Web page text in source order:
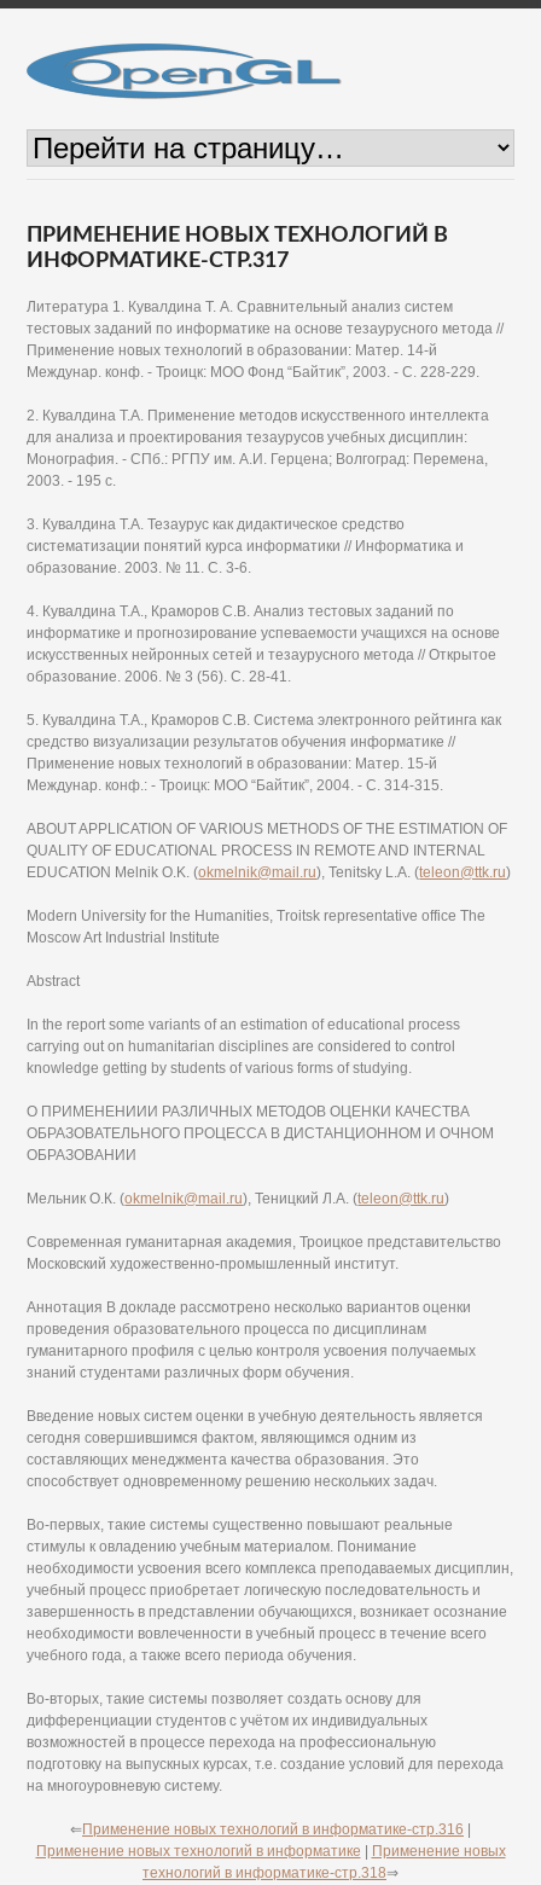
ПРИМЕНЕНИЕ НОВЫХ ТЕХНОЛОГИЙ В
ИНФОРМАТИКЕ-СТР.317
Литература 1. Кувалдина Т. А. Сравнительный анализ систем
тестовых заданий по информатике на основе тезаурусного метода //
Применение новых технологий в образовании: Матер. 14-й
Междунар. конф. - Троицк: МОО Фонд “Байтик”, 2003. - С. 228-229.
2. Кувалдина Т.А. Применение методов искусственного интеллекта
для анализа и проектирования тезаурусов учебных дисциплин:
Монография. - СПб.: РГПУ им. А.И. Герцена; Волгоград: Перемена,
2003. - 195 с.
3. Кувалдина Т.А. Тезаурус как дидактическое средство
систематизации понятий курса информатики // Информатика и
образование. 2003. № 11. С. 3-6.
4. Кувалдина Т.А., Краморов С.В. Анализ тестовых заданий по
информатике и прогнозирование успеваемости учащихся на основе
искусственных нейронных сетей и тезаурусного метода // Открытое
образование. 2006. № 3 (56). С. 28-41.
5. Кувалдина Т.А., Краморов С.В. Система электронного рейтинга как
средство визуализации результатов обучения информатике //
Применение новых технологий в образовании: Матер. 15-й
Междунар. конф.: - Троицк: МОО “Байтик”, 2004. - С. 314-315.
ABOUT APPLICATION OF VARIOUS METHODS OF THE ESTIMATION OF
QUALITY OF EDUCATIONAL PROCESS IN REMOTE AND INTERNAL
EDUCATION Melnik O.K. (okmelnik@mail.ru), Tenitsky L.A. (teleon@ttk.ru)
Modern University for the Humanities, Troitsk representative office The
Moscow Art Industrial Institute
Abstract
In the report some variants of an estimation of educational process
carrying out on humanitarian disciplines are considered to control
knowledge getting by students of various forms of studying.
О ПРИМЕНЕНИИИ РАЗЛИЧНЫХ МЕТОДОВ ОЦЕНКИ КАЧЕСТВА
ОБРАЗОВАТЕЛЬНОГО ПРОЦЕССА В ДИСТАНЦИОННОМ И ОЧНОМ
ОБРАЗОВАНИИ
Мельник О.К. (okmelnik@mail.ru), Теницкий Л.А. (teleon@ttk.ru)
Современная гуманитарная академия, Троицкое представительство
Московский художественно-промышленный институт.
Аннотация В докладе рассмотрено несколько вариантов оценки
проведения образовательного процесса по дисциплинам
гуманитарного профиля с целью контроля усвоения получаемых
знаний студентами различных форм обучения.
Введение новых систем оценки в учебную деятельность является
сегодня совершившимся фактом, являющимся одним из
составляющих менеджмента качества образования. Это
способствует одновременному решению нескольких задач.
Во-первых, такие системы существенно повышают реальные
стимулы к овладению учебным материалом. Понимание
необходимости усвоения всего комплекса преподаваемых дисциплин,
учебный процесс приобретает логическую последовательность и
завершенность в представлении обучающихся, возникает осознание
необходимости вовлеченности в учебный процесс в течение всего
учебного года, а также всего периода обучения.
Во-вторых, такие системы позволяет создать основу для
дифференциации студентов с учётом их индивидуальных
возможностей в процессе перехода на профессиональную
подготовку на выпускных курсах, т.е. создание условий для перехода
на многоуровневую систему.
⇐Применение новых технологий в информатике-стр.316
Применение новых технологий в информатике
Применение новых
технологий в информатике-стр.318⇒